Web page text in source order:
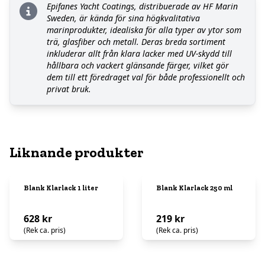
Epifanes Yacht Coatings, distribuerade av HF Marin
Sweden, är kända för sina högkvalitativa
marinprodukter, idealiska för alla typer av ytor som
trä, glasfiber och metall. Deras breda sortiment
inkluderar allt från klara lacker med UV-skydd till
hållbara och vackert glänsande färger, vilket gör
dem till ett föredraget val för både professionellt och
privat bruk.
Liknande produkter
Blank Klarlack 1 liter
628 kr
(Rek ca. pris)
Blank Klarlack 250 ml
219 kr
(Rek ca. pris)